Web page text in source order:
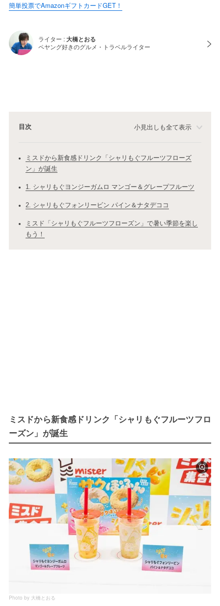
簡単投票でAmazonギフトカードGET！
ライター :大橋とおる
ペヤング好きのグルメ・トラベルライター
目次 小見出しも全て表示
ミスドから新食感ドリンク「シャリもぐフルーツフローズ
ン」が誕生
1. シャリもぐヨンジーガムロ マンゴー＆グレープフルーツ
2. シャリもぐフォンリービン パイン＆ナタデココ
ミスド「シャリもぐフルーツフローズン」で暑い季節を楽し
もう！
ミスドから新食感ドリンク「シャリもぐフルーツフロ
ーズン」が誕生
Photo by 大橋とおる